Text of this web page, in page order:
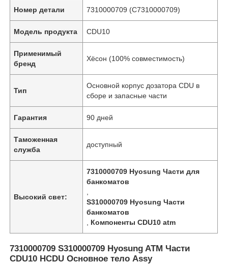
Номер детали 7310000709 (С7310000709)
Модель продукта CDU10
Применимый
бренд
Хёсон (100% совместимость)
Тип
Основной корпус дозатора CDU в
сборе и запасные части
Гарантия 90 дней
Таможенная
служба
доступный
Высокий свет:
7310000709 Hyosung Части для
банкоматов
S310000709 Hyosung Части
банкоматов
Компоненты CDU10 atm
7310000709 S310000709 Hyosung ATM Части
CDU10 HCDU Основное тело Assy